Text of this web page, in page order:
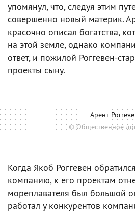
упомянул, что, следуя этим
совершенно новый материк.
красочно описал богатства,
на этой земле, однако
ответ, и пожилой Роггевен-
проекты сыну.
Арент
© Общественное
Когда Якоб Роггевен
компанию, к его проектам
мореплавателя был большой
работал у конкурентов